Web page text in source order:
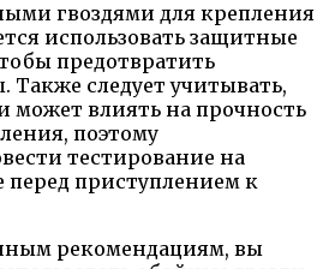
гвоздями для крепления
использовать защитные
предотвратить
следует учитывать,
может влиять на прочность
поэтому
тестирование на
перед приступлением к
рекомендациям, вы